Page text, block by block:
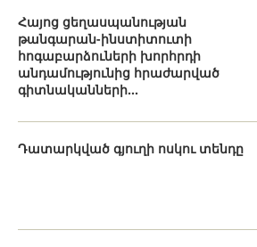
Հայոց ցեղասպանության
թանգարան-ինստիտուտի
հոգաբարձուների խորհրդի
անդամությունից հրաժարված
գիտնականների...
Դատարկված գյուղի ոսկու տենդը